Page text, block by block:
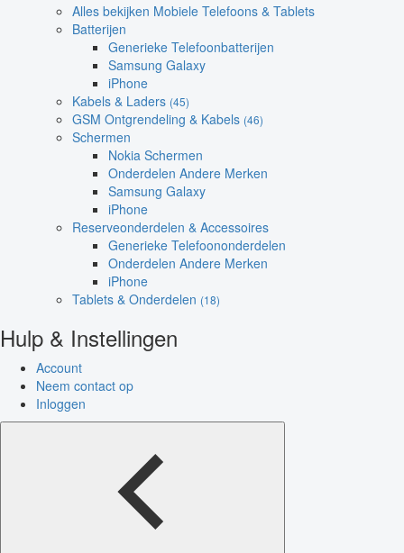
Alles bekijken Mobiele Telefoons & Tablets
Batterijen
Generieke Telefoonbatterijen
Samsung Galaxy
iPhone
Kabels & Laders (45)
GSM Ontgrendeling & Kabels (46)
Schermen
Nokia Schermen
Onderdelen Andere Merken
Samsung Galaxy
iPhone
Reserveonderdelen & Accessoires
Generieke Telefoononderdelen
Onderdelen Andere Merken
iPhone
Tablets & Onderdelen (18)
Hulp & Instellingen
Account
Neem contact op
Inloggen